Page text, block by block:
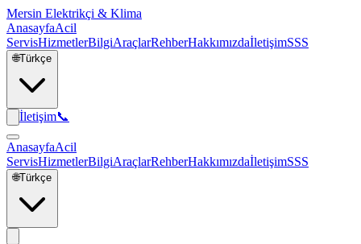
Mersin Elektrikçi & Klima
AnasayfaAcil
ServisHizmetlerBilgiAraçlarRehberHakkımızdaİletişimSSS
🌐Türkçe
İletişim📞
AnasayfaAcil
ServisHizmetlerBilgiAraçlarRehberHakkımızdaİletişimSSS
🌐Türkçe